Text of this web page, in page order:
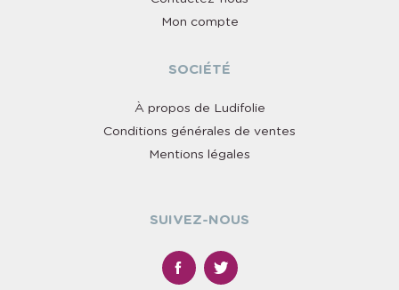
Mon compte
SOCIÉTÉ
À propos de Ludifolie
Conditions générales de ventes
Mentions légales
SUIVEZ-NOUS